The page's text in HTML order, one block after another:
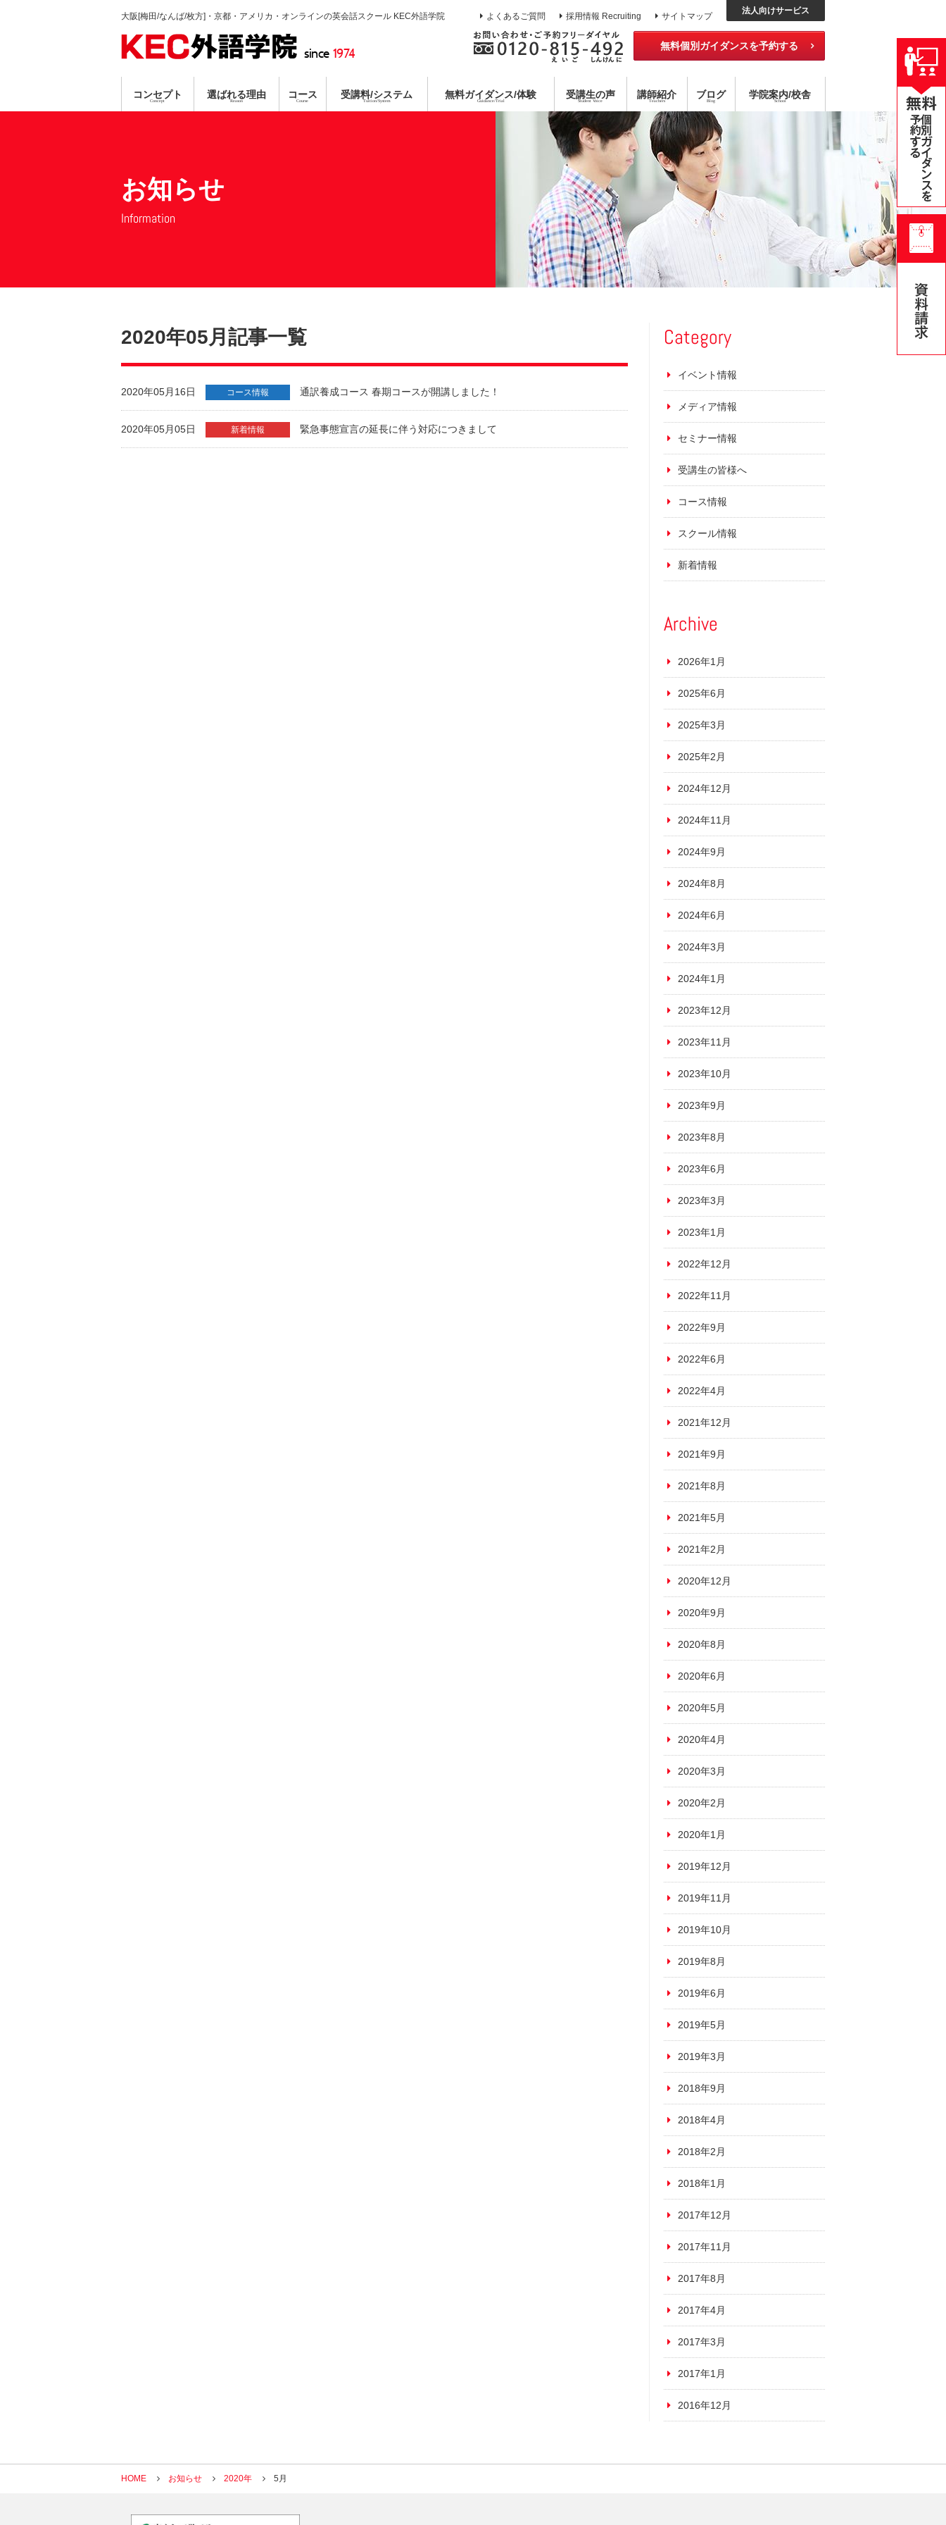
大阪[梅田/なんば/枚方]・京都・アメリカ・オンラインの英会話スクール KEC外語学院
since 1974
よくあるご質問 採用情報 Recruiting サイトマップ
法人向けサービス
無料個別ガイダンスを予約する
コンセプト
Concept
目標達成型 語学スクール
選ばれる理由
Reason
コミットメントシステム コーチング×指導 ハイブリッド型選択受講
コース
Course
各種外国語コース
受講料/システム
Tuition/System
無料ガイダンス/体験
Guidance/Trial
無料体験レッスン 無料公開セミナー
受講生の声
Student Voice
講師紹介
Teachers
ブログ
Blog
学院案内/校舎
School
アメリカ校 オンライン・スクール
お知らせ
Information
2020年05月記事一覧
2020年05月16日 コース情報 通訳養成コース 春期コースが開講しました！
2020年05月05日 新着情報 緊急事態宣言の延長に伴う対応につきまして
Category
イベント情報
メディア情報
セミナー情報
受講生の皆様へ
コース情報
スクール情報
新着情報
Archive
2026年1月
2025年6月
2025年3月
2025年2月
2024年12月
2024年11月
2024年9月
2024年8月
2024年6月
2024年3月
2024年1月
2023年12月
2023年11月
2023年10月
2023年9月
2023年8月
2023年6月
2023年3月
2023年1月
2022年12月
2022年11月
2022年9月
2022年6月
2022年4月
2021年12月
2021年9月
2021年8月
2021年5月
2021年2月
2020年12月
2020年9月
2020年8月
2020年6月
2020年5月
2020年4月
2020年3月
2020年2月
2020年1月
2019年12月
2019年11月
2019年10月
2019年8月
2019年6月
2019年5月
2019年3月
2018年9月
2018年4月
2018年2月
2018年1月
2017年12月
2017年11月
2017年8月
2017年4月
2017年3月
2017年1月
2016年12月
HOME お知らせ 2020年 5月